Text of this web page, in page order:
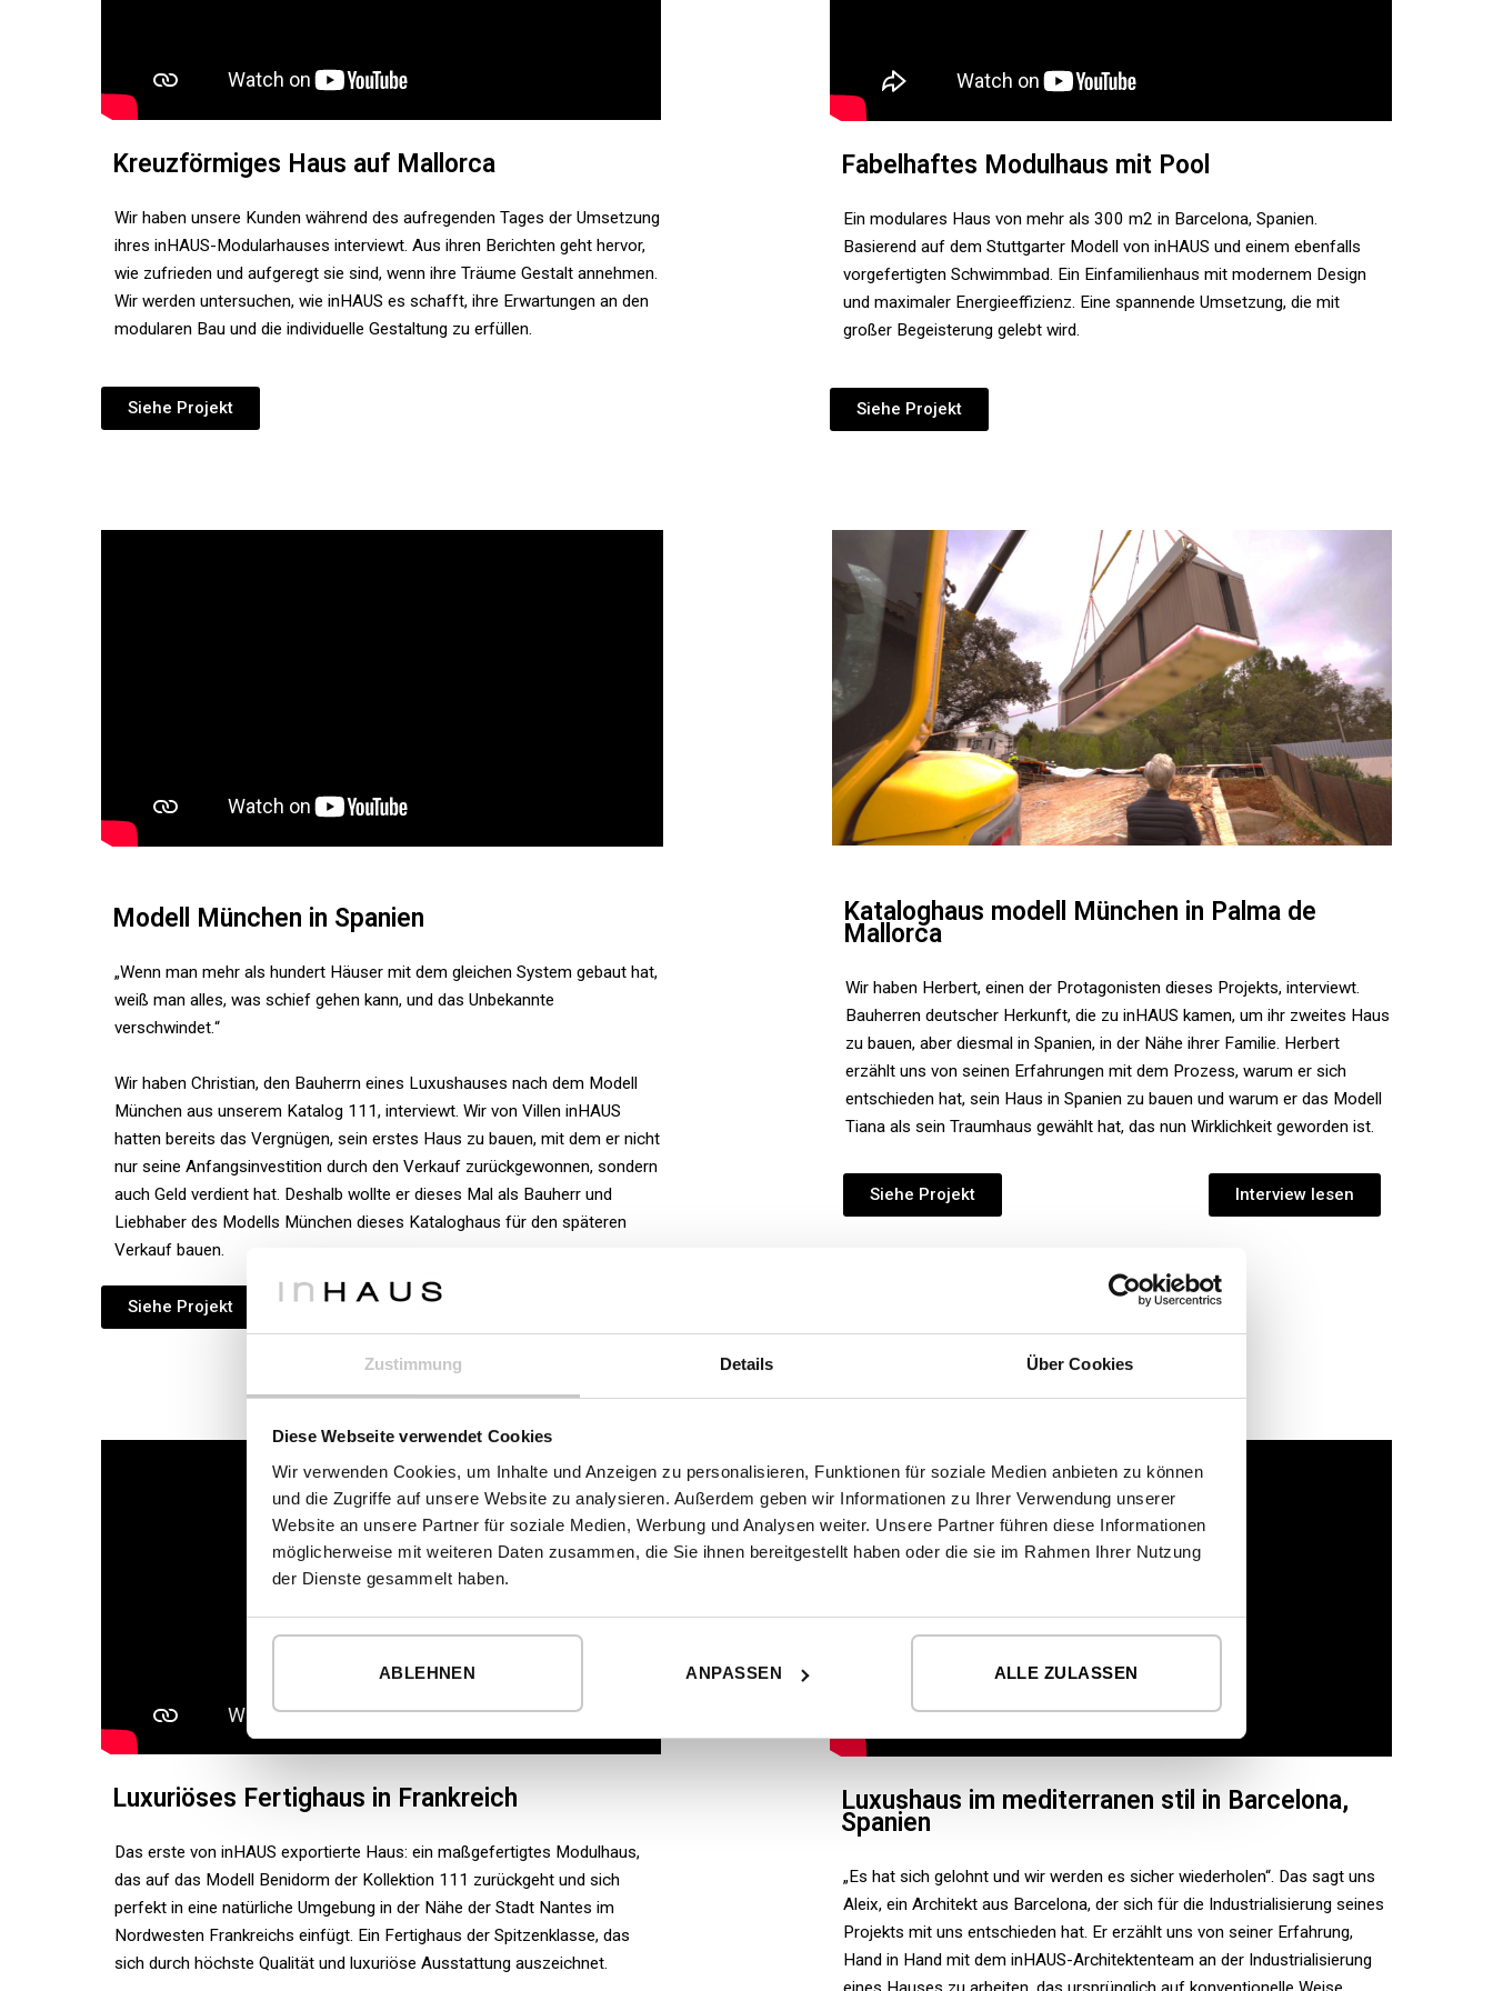
Zustimmung Details Über Cookies
Diese Webseite verwendet Cookies
Wir verwenden Cookies, um Inhalte und Anzeigen zu personalisieren, Funktionen für soziale Medien anbieten zu können
und die Zugriffe auf unsere Website zu analysieren. Außerdem geben wir Informationen zu Ihrer Verwendung unserer
Website an unsere Partner für soziale Medien, Werbung und Analysen weiter. Unsere Partner führen diese Informationen
möglicherweise mit weiteren Daten zusammen, die Sie ihnen bereitgestellt haben oder die sie im Rahmen Ihrer Nutzung
der Dienste gesammelt haben.
ABLEHNEN ANPASSEN ALLE ZULASSEN
Kreuzförmiges Haus auf Mallorca
Wir haben unsere Kunden während des aufregenden Tages der Umsetzung
ihres inHAUS-Modularhauses interviewt. Aus ihren Berichten geht hervor,
wie zufrieden und aufgeregt sie sind, wenn ihre Träume Gestalt annehmen.
Wir werden untersuchen, wie inHAUS es schafft, ihre Erwartungen an den
modularen Bau und die individuelle Gestaltung zu erfüllen.
Siehe Projekt
Fabelhaftes Modulhaus mit Pool
Ein modulares Haus von mehr als 300 m2 in Barcelona, Spanien.
Basierend auf dem Stuttgarter Modell von inHAUS und einem ebenfalls
vorgefertigten Schwimmbad. Ein Einfamilienhaus mit modernem Design
und maximaler Energieeffizienz. Eine spannende Umsetzung, die mit
großer Begeisterung gelebt wird.
Siehe Projekt
Modell München in Spanien
„Wenn man mehr als hundert Häuser mit dem gleichen System gebaut hat,
weiß man alles, was schief gehen kann, und das Unbekannte
verschwindet.“
Wir haben Christian, den Bauherrn eines Luxushauses nach dem Modell
München aus unserem Katalog 111, interviewt. Wir von Villen inHAUS
hatten bereits das Vergnügen, sein erstes Haus zu bauen, mit dem er nicht
nur seine Anfangsinvestition durch den Verkauf zurückgewonnen, sondern
auch Geld verdient hat. Deshalb wollte er dieses Mal als Bauherr und
Liebhaber des Modells München dieses Kataloghaus für den späteren
Verkauf bauen.
Siehe Projekt
Kataloghaus modell München in Palma de
Mallorca
Wir haben Herbert, einen der Protagonisten dieses Projekts, interviewt.
Bauherren deutscher Herkunft, die zu inHAUS kamen, um ihr zweites Haus
zu bauen, aber diesmal in Spanien, in der Nähe ihrer Familie. Herbert
erzählt uns von seinen Erfahrungen mit dem Prozess, warum er sich
entschieden hat, sein Haus in Spanien zu bauen und warum er das Modell
Tiana als sein Traumhaus gewählt hat, das nun Wirklichkeit geworden ist.
Siehe Projekt Interview lesen
Luxuriöses Fertighaus in Frankreich
Das erste von inHAUS exportierte Haus: ein maßgefertigtes Modulhaus,
das auf das Modell Benidorm der Kollektion 111 zurückgeht und sich
perfekt in eine natürliche Umgebung in der Nähe der Stadt Nantes im
Nordwesten Frankreichs einfügt. Ein Fertighaus der Spitzenklasse, das
sich durch höchste Qualität und luxuriöse Ausstattung auszeichnet.
Luxushaus im mediterranen stil in Barcelona,
Spanien
„Es hat sich gelohnt und wir werden es sicher wiederholen“. Das sagt uns
Aleix, ein Architekt aus Barcelona, der sich für die Industrialisierung seines
Projekts mit uns entschieden hat. Er erzählt uns von seiner Erfahrung,
Hand in Hand mit dem inHAUS-Architektenteam an der Industrialisierung